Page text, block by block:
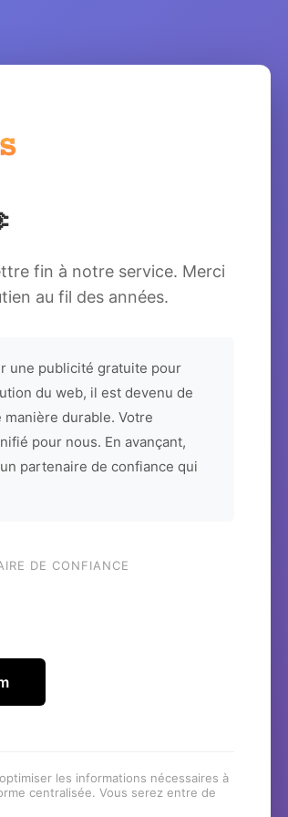
fin à notre service. Merci
au fil des années.
une publicité gratuite pour
du web, il est devenu de
durable. Votre
pour nous. En avançant,
partenaire de confiance qui
DE CONFIANCE
les informations nécessaires à
centralisée. Vous serez entre de